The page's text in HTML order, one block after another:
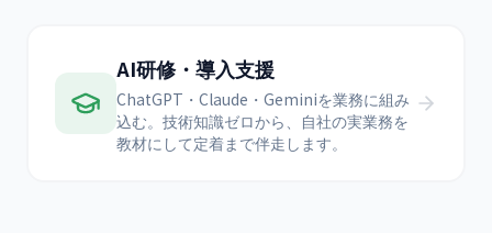
AI研修・導入支援
ChatGPT・Claude・Geminiを業務に組み
込む。技術知識ゼロから、自社の実業務を
教材にして定着まで伴走します。